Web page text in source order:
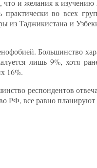
что и желания к
во всех
из Таджикистана и
Большинство
лишь 9%, хотя
16%.
респондентов
РФ, все равно